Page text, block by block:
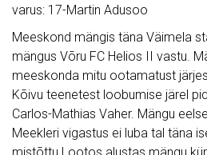
varus: 17-Martin Adusoo
Meeskond mängis täna Väimela
mängus Võru FC Helios II vastu.
meeskonda mitu ootamatust
Kõivu teenetest loobumise järel
Carlos-Mathias Vaher. Mängu
Meekleri vigastus ei luba tal täna